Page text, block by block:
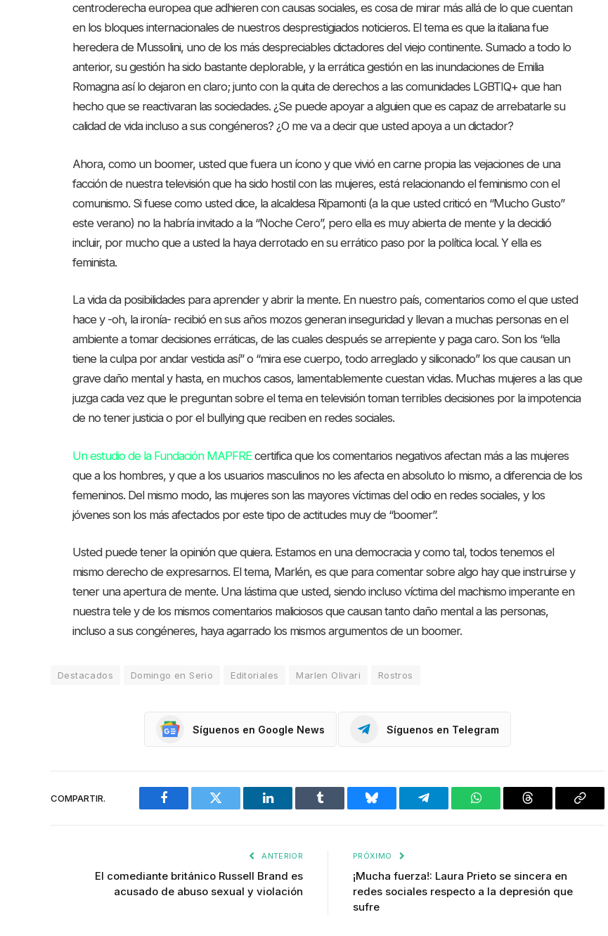
centroderecha europea que adhieren con causas sociales, es cosa de mirar más allá de lo que cuentan
en los bloques internacionales de nuestros desprestigiados noticieros. El tema es que la italiana fue
heredera de Mussolini, uno de los más despreciables dictadores del viejo continente. Sumado a todo lo
anterior, su gestión ha sido bastante deplorable, y la errática gestión en las inundaciones de Emilia
Romagna así lo dejaron en claro; junto con la quita de derechos a las comunidades LGBTIQ+ que han
hecho que se reactivaran las sociedades. ¿Se puede apoyar a alguien que es capaz de arrebatarle su
calidad de vida incluso a sus congéneros? ¿O me va a decir que usted apoya a un dictador?
Ahora, como un boomer, usted que fuera un ícono y que vivió en carne propia las vejaciones de una
facción de nuestra televisión que ha sido hostil con las mujeres, está relacionando el feminismo con el
comunismo. Si fuese como usted dice, la alcaldesa Ripamonti (a la que usted criticó en “Mucho Gusto”
este verano) no la habría invitado a la “Noche Cero”, pero ella es muy abierta de mente y la decidió
incluir, por mucho que a usted la haya derrotado en su errático paso por la política local. Y ella es
feminista.
La vida da posibilidades para aprender y abrir la mente. En nuestro país, comentarios como el que usted
hace y -oh, la ironía- recibió en sus años mozos generan inseguridad y llevan a muchas personas en el
ambiente a tomar decisiones erráticas, de las cuales después se arrepiente y paga caro. Son los “ella
tiene la culpa por andar vestida así” o “mira ese cuerpo, todo arreglado y siliconado” los que causan un
grave daño mental y hasta, en muchos casos, lamentablemente cuestan vidas. Muchas mujeres a las que
juzga cada vez que le preguntan sobre el tema en televisión toman terribles decisiones por la impotencia
de no tener justicia o por el bullying que reciben en redes sociales.
Un estudio de la Fundación MAPFRE certifica que los comentarios negativos afectan más a las mujeres
que a los hombres, y que a los usuarios masculinos no les afecta en absoluto lo mismo, a diferencia de los
femeninos. Del mismo modo, las mujeres son las mayores víctimas del odio en redes sociales, y los
jóvenes son los más afectados por este tipo de actitudes muy de “boomer”.
Usted puede tener la opinión que quiera. Estamos en una democracia y como tal, todos tenemos el
mismo derecho de expresarnos. El tema, Marlén, es que para comentar sobre algo hay que instruirse y
tener una apertura de mente. Una lástima que usted, siendo incluso víctima del machismo imperante en
nuestra tele y de los mismos comentarios maliciosos que causan tanto daño mental a las personas,
incluso a sus congéneres, haya agarrado los mismos argumentos de un boomer.
Destacados Domingo en Serio Editoriales Marlen Olivari Rostros
Síguenos en Google News Síguenos en Telegram
COMPARTIR.
Facebook Twitter LinkedIn Tumblr Bluesky Telegram WhatsAppThreads
Copiar
ANTERIOR
El comediante británico Russell Brand es
acusado de abuso sexual y violación
PRÓXIMO
¡Mucha fuerza!: Laura Prieto se sincera en
redes sociales respecto a la depresión que
sufre